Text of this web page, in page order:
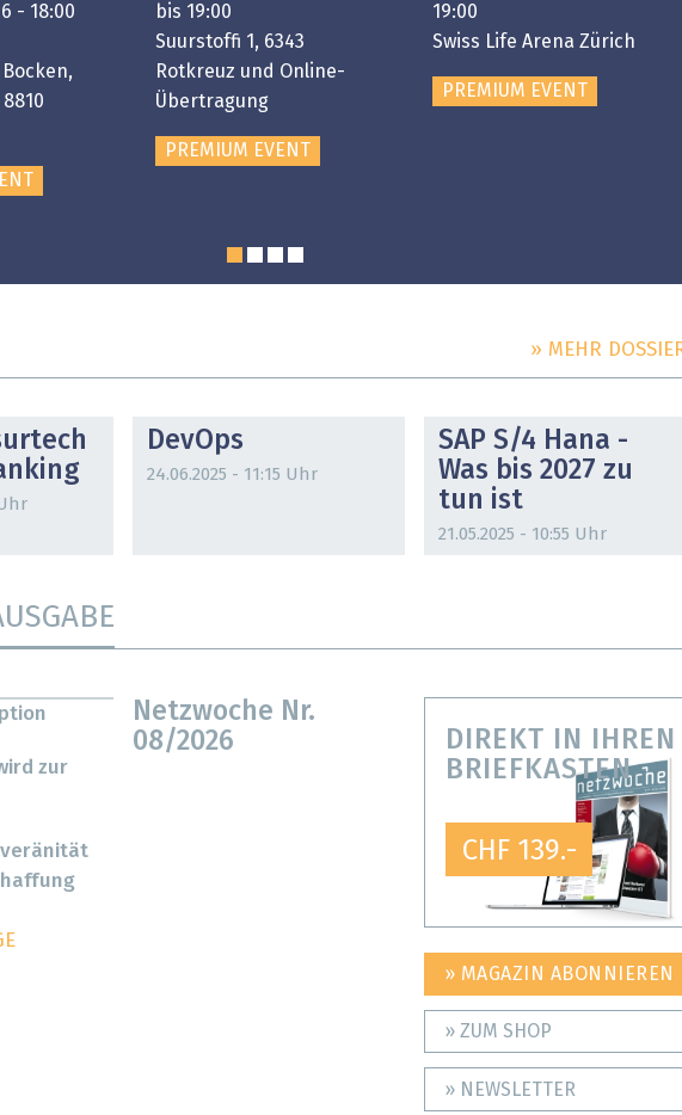
- 18:00
bis 19:00
Suurstoffi 1, 6343
Rotkreuz und Online-
Übertragung
PREMIUM EVENT
19:00
Swiss Life Arena Zürich
PREMIUM EVENT
» MEHR
DevOps
24.06.2025 - 11:15 Uhr
SAP S/4 Hana -
Was bis 2027 zu
tun ist
21.05.2025 - 10:55 Uhr
Netzwoche Nr.
08/2026
zur
DIREKT IN IHREN
BRIEFKASTEN
CHF 139.-
» MAGAZIN ABONNIEREN
» ZUM SHOP
» NEWSLETTER